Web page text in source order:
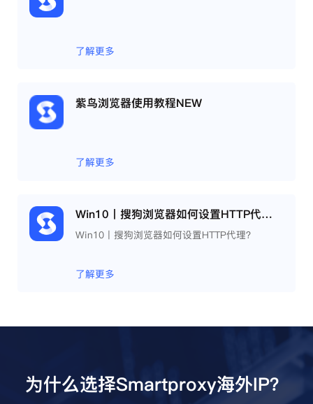
了解更多
紫鸟浏览器使用教程NEW
了解更多
Win10丨搜狗浏览器如何设置HTTP代理？
Win10丨搜狗浏览器如何设置HTTP代理？
了解更多
为什么选择Smartproxy海外IP？